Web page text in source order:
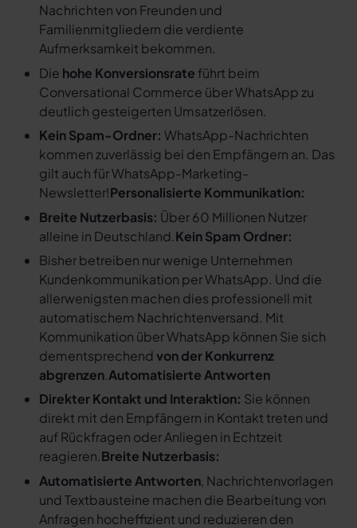
Nachrichten von Freunden und
Familienmitgliedern die verdiente
Aufmerksamkeit bekommen.
Die hohe Konversionsrate führt beim
Conversational Commerce über WhatsApp zu
deutlich gesteigerten Umsatzerlösen.
Kein Spam-Ordner: WhatsApp-Nachrichten
kommen zuverlässig bei den Empfängern an. Das
gilt auch für WhatsApp-Marketing-
Newsletter!Personalisierte Kommunikation:
Breite Nutzerbasis: Über 60 Millionen Nutzer
alleine in Deutschland.Kein Spam Ordner:
Bisher betreiben nur wenige Unternehmen
Kundenkommunikation per WhatsApp. Und die
allerwenigsten machen dies professionell mit
automatischem Nachrichtenversand. Mit
Kommunikation über WhatsApp können Sie sich
dementsprechendvon der Konkurrenz
abgrenzen.Automatisierte Antworten
Direkter Kontakt und Interaktion: Sie können
direkt mit den Empfängern in Kontakt treten und
auf Rückfragen oder Anliegen in Echtzeit
reagieren.Breite Nutzerbasis:
Automatisierte Antworten, Nachrichtenvorlagen
und Textbausteine machen die Bearbeitung von
Anfragen hocheffizient und reduzieren den